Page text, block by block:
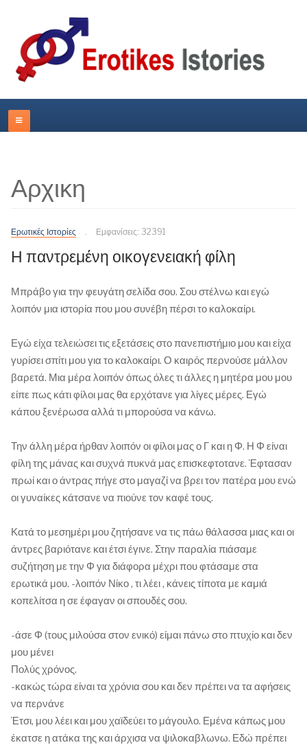
Αρχικη
Ερωτικές Ιστορίες Εμφανίσεις: 32391
Η παντρεμένη οικογενειακή φίλη
Μπράβο για την φευγάτη σελίδα σου. Σου στέλνω και εγώ
λοιπόν μια ιστορία που μου συνέβη πέρσι το καλοκαίρι.
Εγώ είχα τελειώσει τις εξετάσεις στο πανεπιστήμιο μου και είχα
γυρίσει σπίτι μου για το καλοκαίρι. Ο καιρός περνούσε μάλλον
βαρετά. Μια μέρα λοιπόν όπως όλες τι άλλες η μητέρα μου μου
είπε πως κάτι φίλοι μας θα ερχότανε για λίγες μέρες. Εγώ
κάπου ξενέρωσα αλλά τι μπορούσα να κάνω.
Την άλλη μέρα ήρθαν λοιπόν οι φίλοι μας ο Γ και η Φ. Η Φ είναι
φίλη της μάνας και συχνά πυκνά μας επισκεφτοτανε. Έφτασαν
πρωί και ο άντρας πήγε στο μαγαζί να βρει τον πατέρα μου ενώ
οι γυναίκες κάτσανε να πιούνε τον καφέ τους.
Κατά το μεσημέρι μου ζητήσανε να τις πάω θάλασσα μιας και οι
άντρες βαριότανε και έτσι έγινε. Στην παραλία πιάσαμε
συζήτηση με την Φ για διάφορα μέχρι που φτάσαμε στα
ερωτικά μου. -λοιπόν Νίκο , τι λέει , κάνεις τίποτα με καμιά
κοπελίτσα η σε έφαγαν οι σπουδές σου.
-άσε Φ (τους μιλούσα στον ενικό) είμαι πάνω στο πτυχίο και δεν
μου μένει
Πολύς χρόνος.
-κακώς τώρα είναι τα χρόνια σου και δεν πρέπει να τα αφήσεις
να περνάνε
Έτσι, μου λέει και μου χαϊδεύει το μάγουλο. Εμένα κάπως μου
έκατσε η ατάκα της και άρχισα να ψιλοκαβλωνω. Εδώ πρέπει